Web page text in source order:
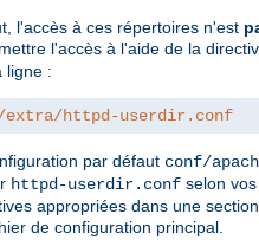
l'accès à ces répertoires n'est
l'accès à l'aide de la
ligne :
extra/httpd-userdir.conf
par défaut conf/
httpd-userdir.conf selon
appropriées dans une section
de configuration principal.